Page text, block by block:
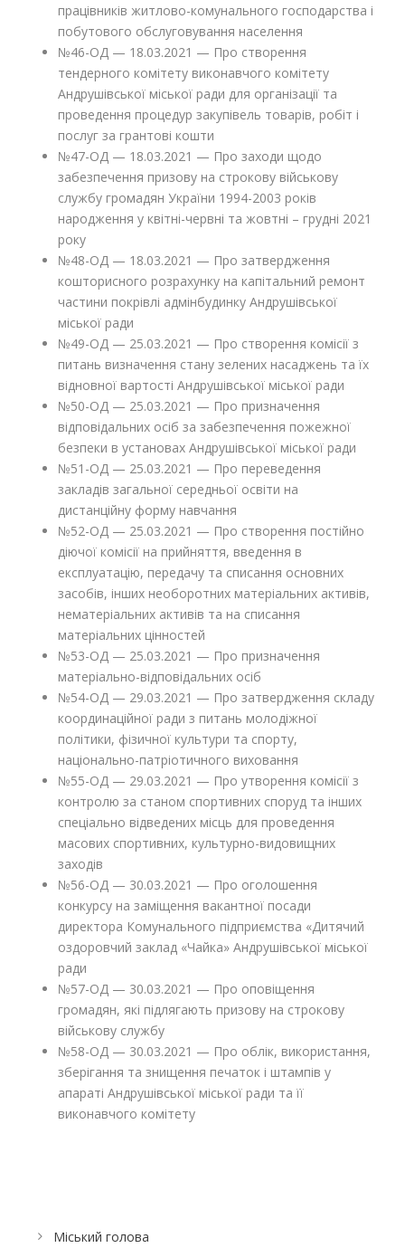
працівників житлово-комунального господарства і
побутового обслуговування населення
№46-ОД — 18.03.2021 — Про створення
тендерного комітету виконавчого комітету
Андрушівської міської ради для організації та
проведення процедур закупівель товарів, робіт і
послуг за грантові кошти
№47-ОД — 18.03.2021 — Про заходи щодо
забезпечення призову на строкову військову
службу громадян України 1994-2003 років
народження у квітні-червні та жовтні – грудні 2021
року
№48-ОД — 18.03.2021 — Про затвердження
кошторисного розрахунку на капітальний ремонт
частини покрівлі адмінбудинку Андрушівської
міської ради
№49-ОД — 25.03.2021 — Про створення комісії з
питань визначення стану зелених насаджень та їх
відновної вартості Андрушівської міської ради
№50-ОД — 25.03.2021 — Про призначення
відповідальних осіб за забезпечення пожежної
безпеки в установах Андрушівської міської ради
№51-ОД — 25.03.2021 — Про переведення
закладів загальної середньої освіти на
дистанційну форму навчання
№52-ОД — 25.03.2021 — Про створення постійно
діючої комісії на прийняття, введення в
експлуатацію, передачу та списання основних
засобів, інших необоротних матеріальних активів,
нематеріальних активів та на списання
матеріальних цінностей
№53-ОД — 25.03.2021 — Про призначення
матеріально-відповідальних осіб
№54-ОД — 29.03.2021 — Про затвердження складу
координаційної ради з питань молодіжної
політики, фізичної культури та спорту,
національно-патріотичного виховання
№55-ОД — 29.03.2021 — Про утворення комісії з
контролю за станом спортивних споруд та інших
спеціально відведених місць для проведення
масових спортивних, культурно-видовищних
заходів
№56-ОД — 30.03.2021 — Про оголошення
конкурсу на заміщення вакантної посади
директора Комунального підприємства «Дитячий
оздоровчий заклад «Чайка» Андрушівської міської
ради
№57-ОД — 30.03.2021 — Про оповіщення
громадян, які підлягають призову на строкову
військову службу
№58-ОД — 30.03.2021 — Про облік, використання,
зберігання та знищення печаток і штампів у
апараті Андрушівської міської ради та її
виконавчого комітету
Міський голова